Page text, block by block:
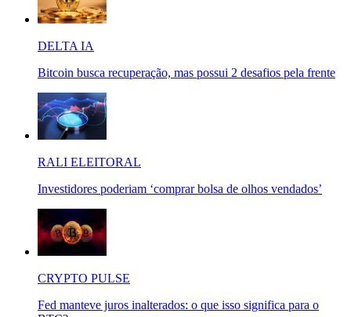
DELTA IA
Bitcoin busca recuperação, mas possui 2 desafios pela frente
RALI ELEITORAL
Investidores poderiam ‘comprar bolsa de olhos vendados’
CRYPTO PULSE
Fed manteve juros inalterados: o que isso significa para o